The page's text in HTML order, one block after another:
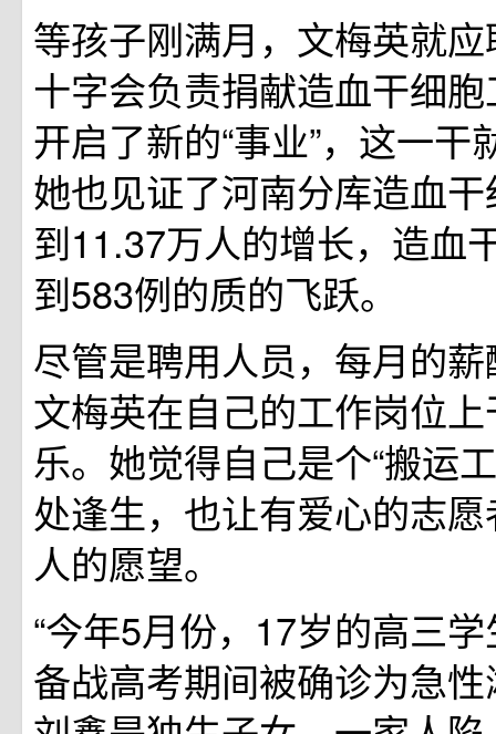
等孩子刚满月，文梅英就
十字会负责捐献造血干细
开启了新的“事业”，这一干
她也见证了河南分库造血
到11.37万人的增长，造血
到583例的质的飞跃。
尽管是聘用人员，每月的
文梅英在自己的工作岗位
乐。她觉得自己是个“搬运
处逢生，也让有爱心的志
人的愿望。
“今年5月份，17岁的高三
备战高考期间被确诊为急